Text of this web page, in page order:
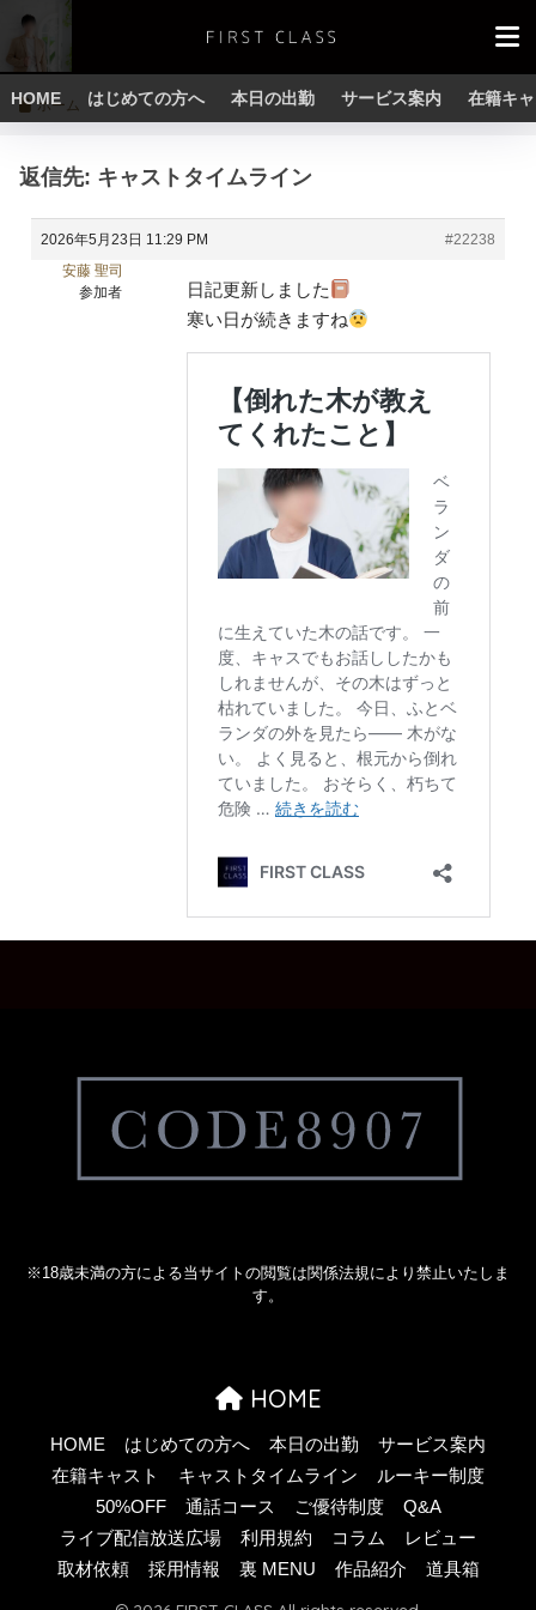
HOME はじめての方へ 本日の出勤 サービス案内 在籍キ
ホーム
返信先: キャストタイムライン
2026年5月23日 11:29 PM
#22238
安藤 聖司
参加者
日記更新しました
寒い日が続きますね
※18歳未満の方による当サイトの閲覧は関係法規により禁止いたしま
す。
HOME
HOME はじめての方へ 本日の出勤
サービス案内
在籍キャスト
キャストタイムライン
ルーキー制度
50%OFF
通話コース ご優待制度
Q&A
ライブ配信放送広場
利用規約 コラム
レビュー
取材依頼
採用情報 裏 MENU 作品紹介 道具箱